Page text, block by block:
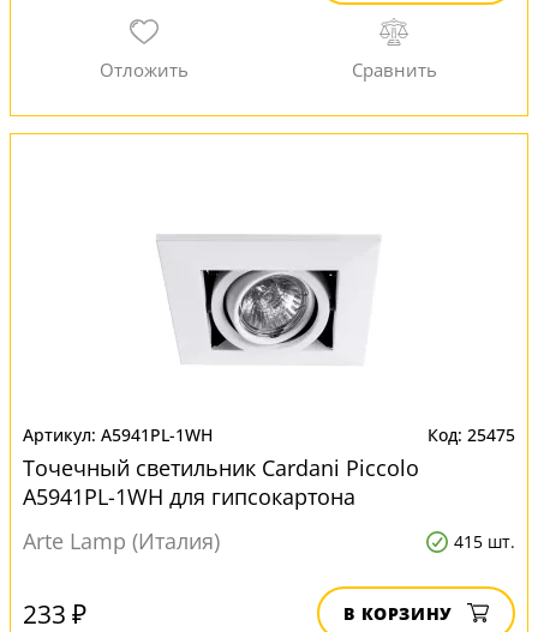
A5941PL-1WH 25475
Точечный светильник Cardani Piccolo
A5941PL-1WH для гипсокартона
Arte Lamp (Италия)
415 шт.
233 ₽ В КОРЗИНУ